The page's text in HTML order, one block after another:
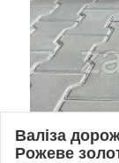
Валіза
Рожеве